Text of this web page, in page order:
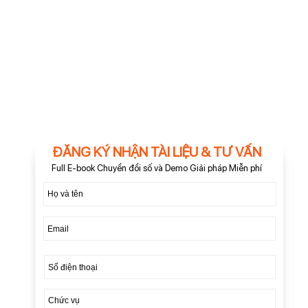
ĐĂNG KÝ NHẬN TÀI LIỆU & TƯ VẤN
Full E-book Chuyển đổi số và Demo Giải pháp Miễn phí